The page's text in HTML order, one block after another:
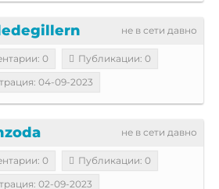
не в сети давно
0
Публикации: 0
04-09-2023
не в сети давно
0
Публикации: 0
02-09-2023